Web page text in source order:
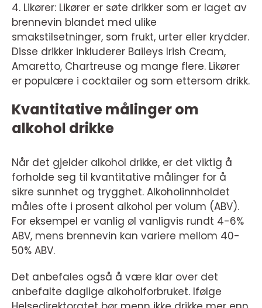
4. Likører: Likører er søte drikker som er laget av
brennevin blandet med ulike
smakstilsetninger, som frukt, urter eller krydder.
Disse drikker inkluderer Baileys Irish Cream,
Amaretto, Chartreuse og mange flere. Likører
er populære i cocktailer og som ettersom drikk.
Kvantitative målinger om
alkohol drikke
Når det gjelder alkohol drikke, er det viktig å
forholde seg til kvantitative målinger for å
sikre sunnhet og trygghet. Alkoholinnholdet
måles ofte i prosent alkohol per volum (ABV).
For eksempel er vanlig øl vanligvis rundt 4-6%
ABV, mens brennevin kan variere mellom 40-
50% ABV.
Det anbefales også å være klar over det
anbefalte daglige alkoholforbruket. Ifølge